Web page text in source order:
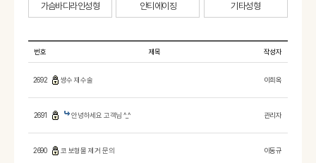
가슴바디라인성형 안티에이징 기타성형
번호 제목 작성자
2692 쌍수 재수술 이희옥
2691 안녕하세요 고객님 ^_^ 관리자
2690 코 보형물 제거 문의 이동규